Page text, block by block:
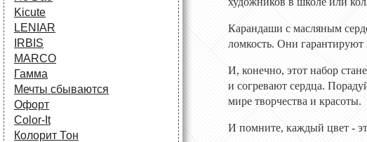
Kicute
LENIAR
IRBIS
MARCO
Гамма
Мечты сбываются
Офорт
Сolor-It
Колорит Тон
Карандаши с масляным
ломкость. Они гарантируют
И, конечно, этот набор
и согревают сердца.
мире творчества и красоты.
И помните, каждый цвет -